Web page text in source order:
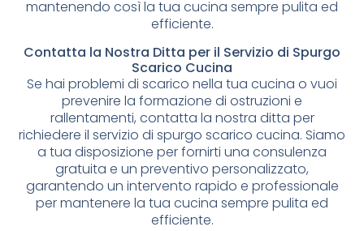
mantenendo così la tua cucina sempre pulita ed
efficiente.
Contatta la Nostra Ditta per il Servizio di Spurgo
Scarico Cucina
Se hai problemi di scarico nella tua cucina o vuoi
prevenire la formazione di ostruzioni e
rallentamenti, contatta la nostra ditta per
richiedere il servizio di spurgo scarico cucina. Siamo
a tua disposizione per fornirti una consulenza
gratuita e un preventivo personalizzato,
garantendo un intervento rapido e professionale
per mantenere la tua cucina sempre pulita ed
efficiente.